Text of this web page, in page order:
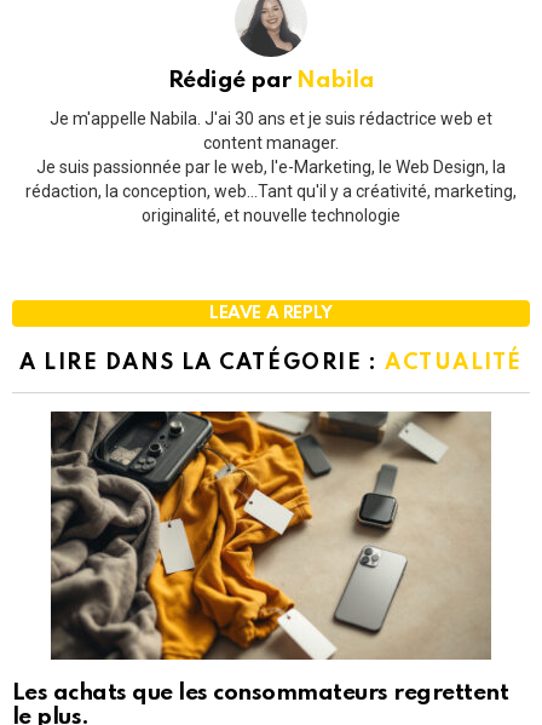
Rédigé par Nabila
Je m'appelle Nabila. J'ai 30 ans et je suis rédactrice web et
content manager.
Je suis passionnée par le web, l'e-Marketing, le Web Design, la
rédaction, la conception, web...Tant qu'il y a créativité, marketing,
originalité, et nouvelle technologie
LEAVE A REPLY
A LIRE DANS LA CATÉGORIE : ACTUALITÉ
Les achats que les consommateurs regrettent
le plus.